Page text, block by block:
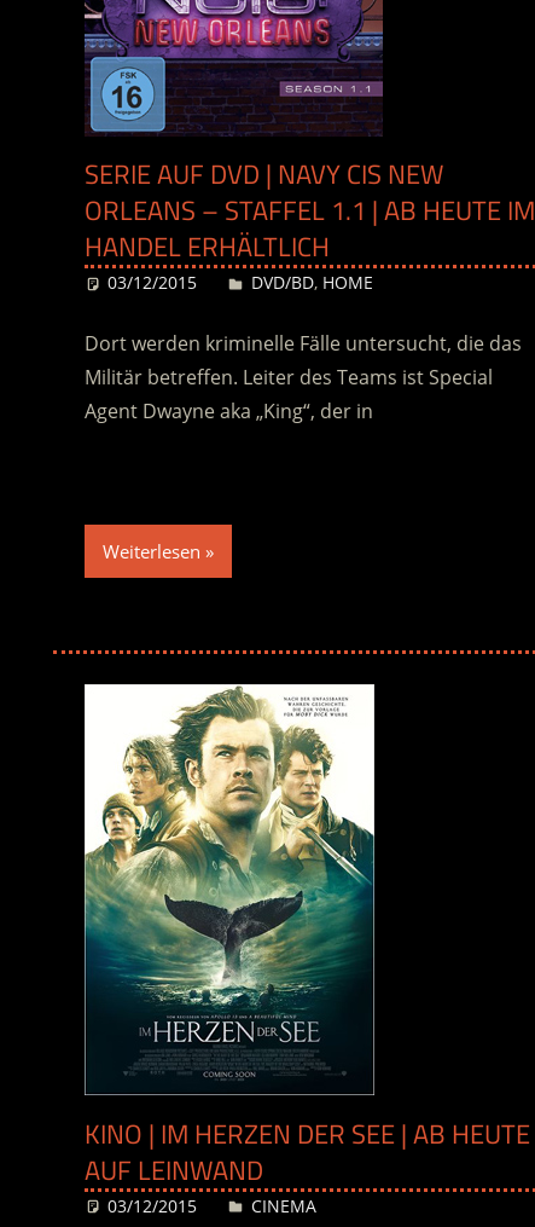
SERIE AUF DVD | NAVY CIS NEW
ORLEANS – STAFFEL 1.1 | AB HEUTE IM
HANDEL ERHÄLTLICH
03/12/2015 Desiree
DVD/BD, HOME
Dort werden kriminelle Fälle untersucht, die das
Militär betreffen. Leiter des Teams ist Special
Agent Dwayne aka „King“, der in
Weiterlesen
KINO | IM HERZEN DER SEE | AB HEUTE
AUF LEINWAND
03/12/2015 Desiree
CINEMA